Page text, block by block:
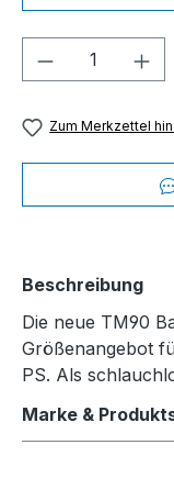
Produkt
Zum Merkzettel
Beschreibung
Die neue TM90
Größenangebot
PS. Als
Marke &